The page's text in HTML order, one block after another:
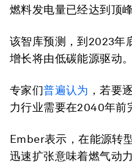
燃料发电量已经达到顶
该智库预测，到2023年
增长将由低碳能源驱动。
专家们普遍认为 ，若要
力行业需要在2040年前
Ember表示，在能源转
迅速扩张意味着燃气动